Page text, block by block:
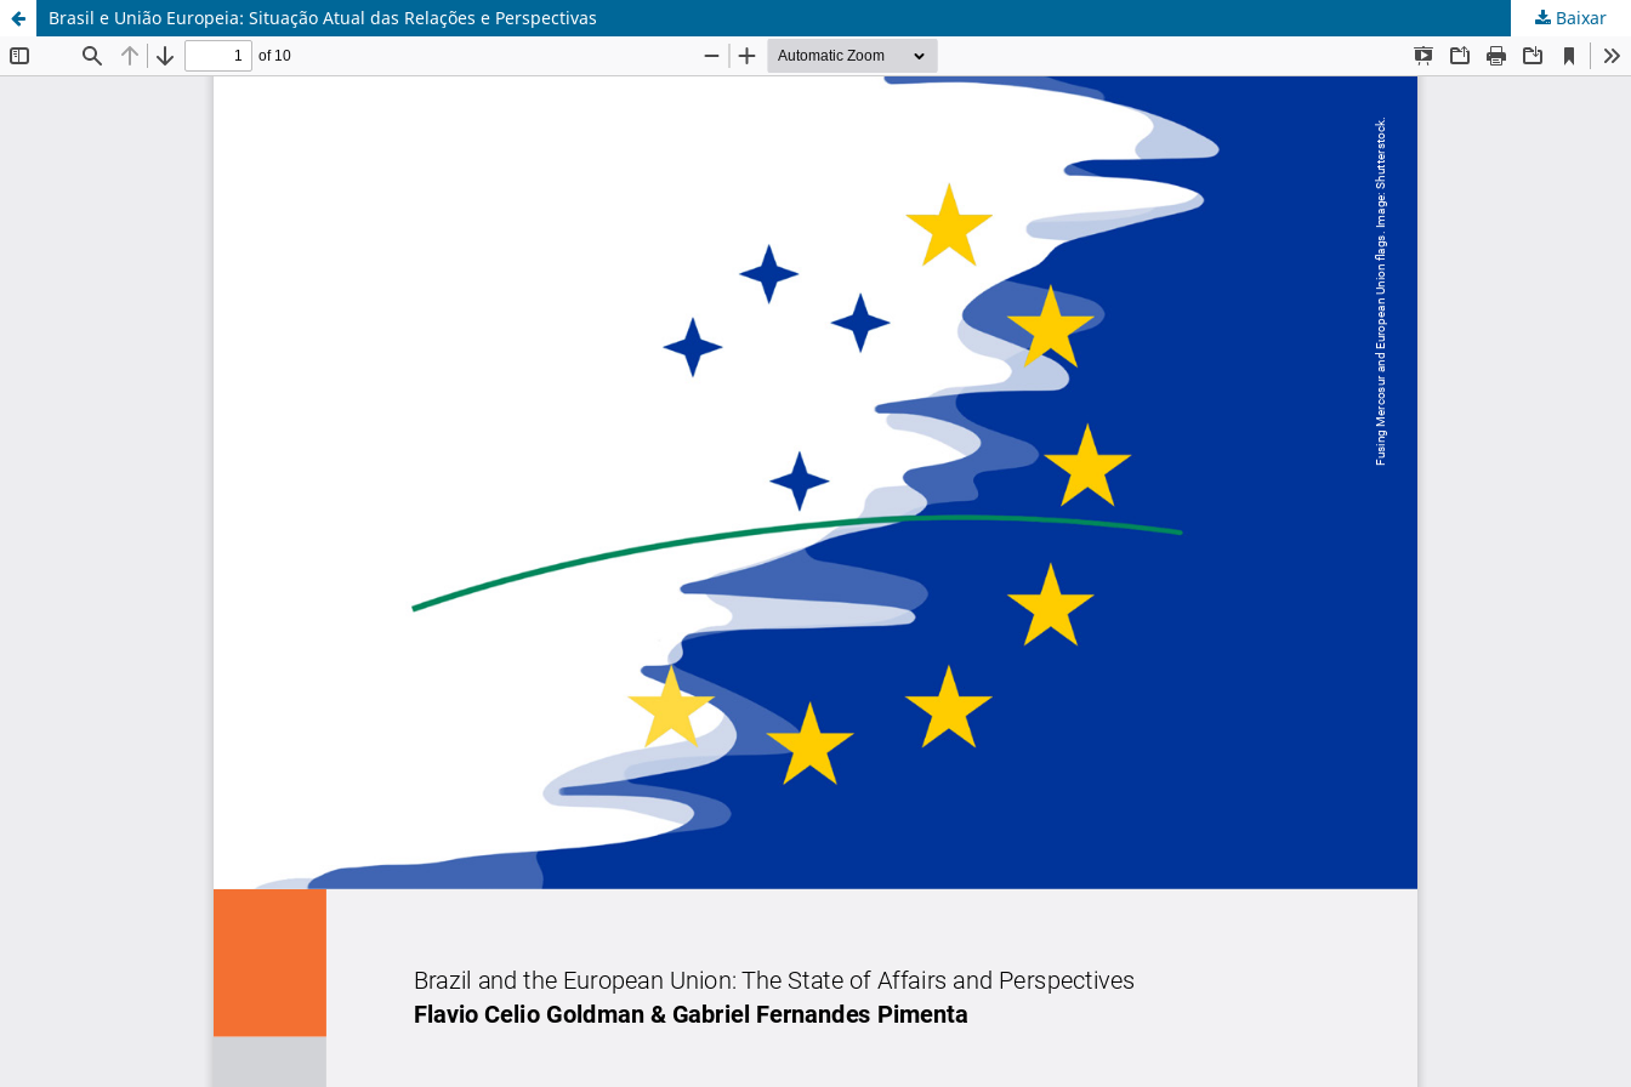
Brasil e União Europeia: Situação Atual das Relações e Perspectivas Baixar